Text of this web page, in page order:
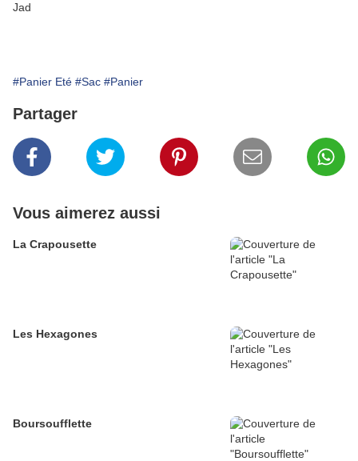
Jad
#Panier Eté #Sac #Panier
Partager
Vous aimerez aussi
La Crapousette
Les Hexagones
Boursoufflette